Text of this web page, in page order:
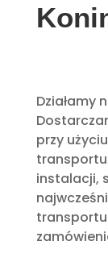
Działamy
przy
instalacji,